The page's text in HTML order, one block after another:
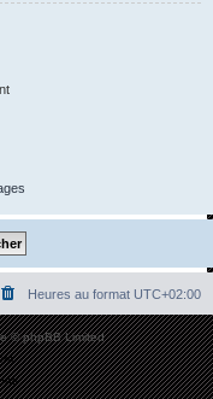
Heures au format UTC+02:00
© phpBB Limited